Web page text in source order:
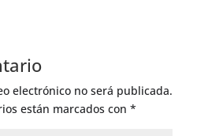
electrónico no será publicada.
están marcados con *